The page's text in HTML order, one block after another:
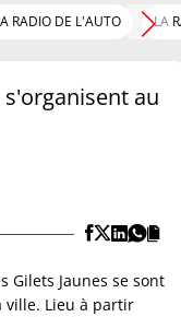
RADIO DE L'AUTO LA
s'organisent au
Gilets Jaunes se sont
ville. Lieu à partir